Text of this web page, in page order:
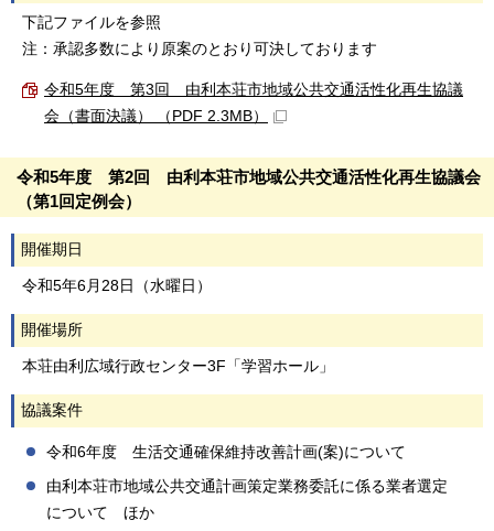
下記ファイルを参照
注：承認多数により原案のとおり可決しております
令和5年度 第3回 由利本荘市地域公共交通活性化再生協議
会（書面決議） （PDF 2.3MB）
令和5年度 第2回 由利本荘市地域公共交通活性化再生協議会
（第1回定例会）
開催期日
令和5年6月28日（水曜日）
開催場所
本荘由利広域行政センター3F「学習ホール」
協議案件
令和6年度 生活交通確保維持改善計画(案)について
由利本荘市地域公共交通計画策定業務委託に係る業者選定
について ほか